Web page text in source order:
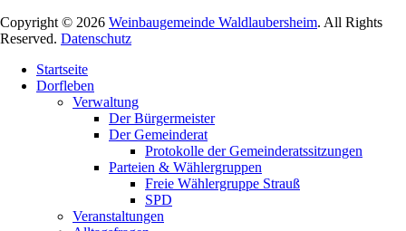
Copyright © 2026 Weinbaugemeinde Waldlaubersheim. All Rights
Reserved. Datenschutz
oben
scrollen
Startseite
Dorfleben
Verwaltung
Der Bürgermeister
Der Gemeinderat
Protokolle der Gemeinderatssitzungen
Parteien & Wählergruppen
Freie Wählergruppe Strauß
SPD
Veranstaltungen